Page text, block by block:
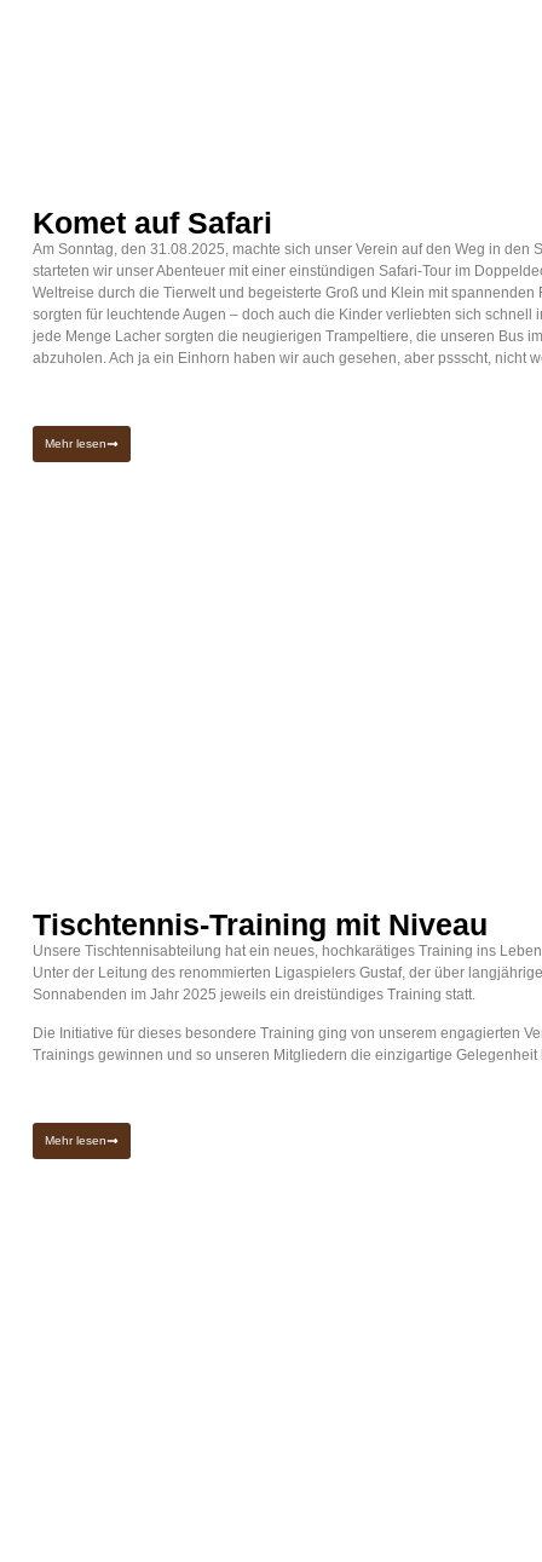
Komet auf Safari
Am Sonntag, den 31.08.2025, machte sich unser Verein auf den Weg in den
starteten wir unser Abenteuer mit einer einstündigen Safari-Tour im
Weltreise durch die Tierwelt und begeisterte Groß und Klein mit
sorgten für leuchtende Augen – doch auch die Kinder verliebten sich schnell
jede Menge Lacher sorgten die neugierigen Trampeltiere, die unseren Bus
abzuholen. Ach ja ein Einhorn haben wir auch gesehen, aber pssscht, nicht
Mehr lesen
Tischtennis-Training mit Niveau
Unsere Tischtennisabteilung hat ein neues, hochkarätiges Training ins
Unter der Leitung des renommierten Ligaspielers Gustaf, der über
Sonnabenden im Jahr 2025 jeweils ein dreistündiges Training statt.
Die Initiative für dieses besondere Training ging von unserem engagierten
Trainings gewinnen und so unseren Mitgliedern die einzigartige
Mehr lesen